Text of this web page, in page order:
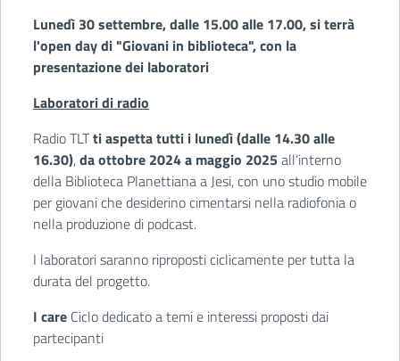
Lunedì 30 settembre, dalle 15.00 alle 17.00, si terrà
l'open day di "Giovani in biblioteca", con la
presentazione dei laboratori
Laboratori di radio
Radio TLTti aspetta tutti i lunedì (dalle 14.30 alle
16.30),da ottobre 2024 a maggio 2025 all’interno
della Biblioteca Planettiana a Jesi, con uno studio mobile
per giovani che desiderino cimentarsi nella radiofonia o
nella produzione di podcast.
I laboratori saranno riproposti ciclicamente per tutta la
durata del progetto.
I care Ciclo dedicato a temi e interessi proposti dai
partecipanti